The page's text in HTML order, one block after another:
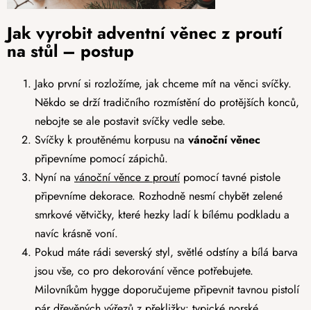
Jak vyrobit adventní věnec z proutí
na stůl – postup
Jako první si rozložíme, jak chceme mít na věnci svíčky.
Někdo se drží tradičního rozmístění do protějších konců,
nebojte se ale postavit svíčky vedle sebe.
Svíčky k proutěnému korpusu na vánoční věnec
připevníme pomocí zápichů.
Nyní na vánoční věnce z proutípomocí tavné pistole
připevníme dekorace. Rozhodně nesmí chybět zelené
smrkové větvičky, které hezky ladí k bílému podkladu a
navíc krásně voní.
Pokud máte rádi severský styl, světlé odstíny a bílá barva
jsou vše, co pro dekorování věnce potřebujete.
Milovníkům hygge doporučujeme připevnit tavnou pistolí